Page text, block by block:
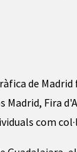
de
Fira
com